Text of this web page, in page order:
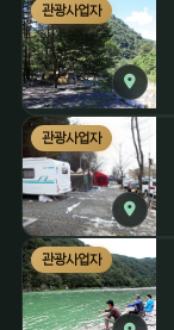
관광사업자
관광사업자
관광사업자